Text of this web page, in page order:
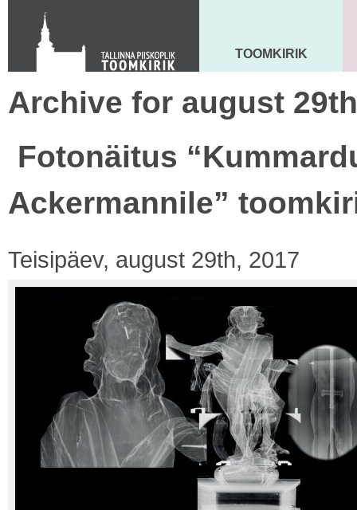
Toom-Kooli 6, 10130 TALLINN
tallinna.toom
+372 644 4140
MAARJA KIRIK
TOOMKIRIK
Archive for august
Fotonäitus
Ackermannile”
Teisipäev, august 29th, 2017